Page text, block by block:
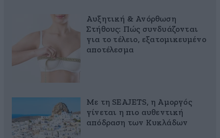
Αυξητική & Ανόρθωση
Στήθους: Πώς συνδυάζονται
για το τέλειο, εξατομικευμένο
αποτέλεσμα
Με τη SEAJETS, η Αμοργός
γίνεται η πιο αυθεντική
απόδραση των Κυκλάδων